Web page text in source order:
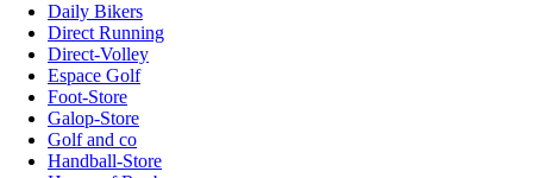
Daily Bikers
Direct Running
Direct-Volley
Espace Golf
Foot-Store
Galop-Store
Golf and co
Handball-Store